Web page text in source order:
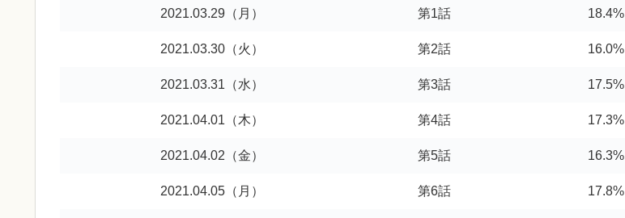
2021.03.29（月） 第1話 18.4%
2021.03.30（火） 第2話 16.0%
2021.03.31（水） 第3話 17.5%
2021.04.01（木） 第4話 17.3%
2021.04.02（金） 第5話 16.3%
2021.04.05（月） 第6話 17.8%